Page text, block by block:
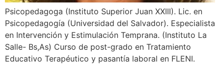
Psicopedagoga (Instituto Superior Juan XXIII). Lic. en
Psicopedagogía (Universidad del Salvador). Especialista
en Intervención y Estimulación Temprana. (Instituto La
Salle- Bs,As) Curso de post-grado en Tratamiento
Educativo Terapéutico y pasantía laboral en FLENI.